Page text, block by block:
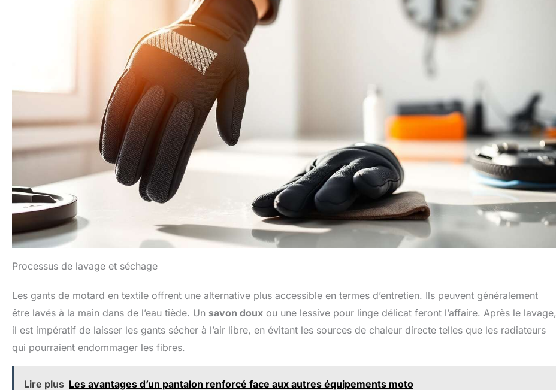
Processus de lavage et séchage
Les gants de motard en textile offrent une alternative plus accessible en termes d’entretien. Ils peuvent généralement
être lavés à la main dans de l’eau tiède. Un savon doux ou une lessive pour linge délicat feront l’affaire. Après le lavage,
il est impératif de laisser les gants sécher à l’air libre, en évitant les sources de chaleur directe telles que les radiateurs
qui pourraient endommager les fibres.
Lire plus Les avantages d’un pantalon renforcé face aux autres équipements moto